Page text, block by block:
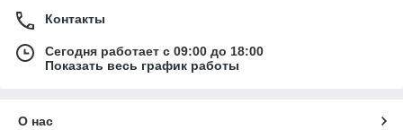
Контакты
Сегодня работает с 09:00 до 18:00
Показать весь график работы
О нас